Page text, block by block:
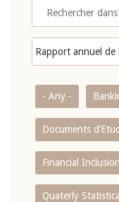
- Any -
Documents
Financial
Quaterly